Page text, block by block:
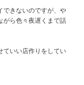
できないのですが、や
がら色々夜遅くまで話
ていい店作りをしてい